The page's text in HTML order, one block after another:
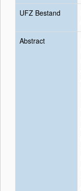
UFZ Bestand
Abstract